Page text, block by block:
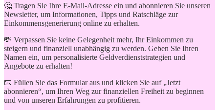
🤔 Tragen Sie Ihre E-Mail-Adresse ein und abonnieren Sie unseren
Newsletter, um Informationen, Tipps und Ratschläge zur
Einkommensgenerierung online zu erhalten.
💸 Verpassen Sie keine Gelegenheit mehr, Ihr Einkommen zu
steigern und finanziell unabhängig zu werden. Geben Sie Ihren
Namen ein, um personalisierte Geldverdienststrategien und
Angebote zu erhalten!
📧 Füllen Sie das Formular aus und klicken Sie auf „Jetzt
abonnieren“, um Ihren Weg zur finanziellen Freiheit zu beginnen
und von unseren Erfahrungen zu profitieren.